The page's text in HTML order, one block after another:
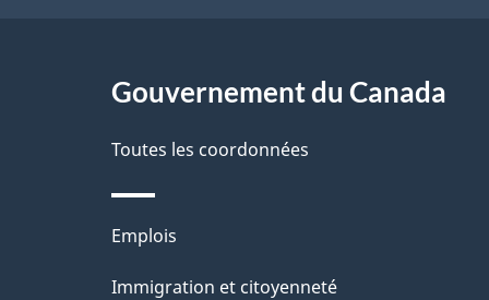
e
Gouvernement du Canada
Toutes les coordonnées
Thèmes
et
Emplois
Immigration et citoyenneté